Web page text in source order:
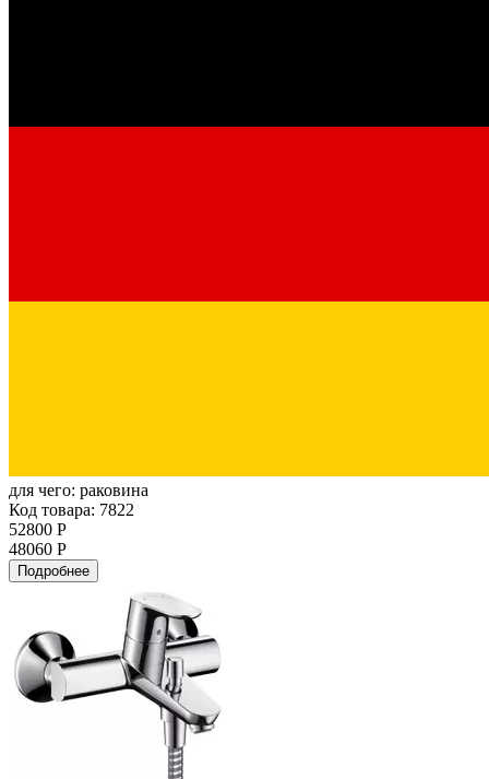
для чего: раковина
Код товара: 7822
52800 Р
48060 Р
Подробнее